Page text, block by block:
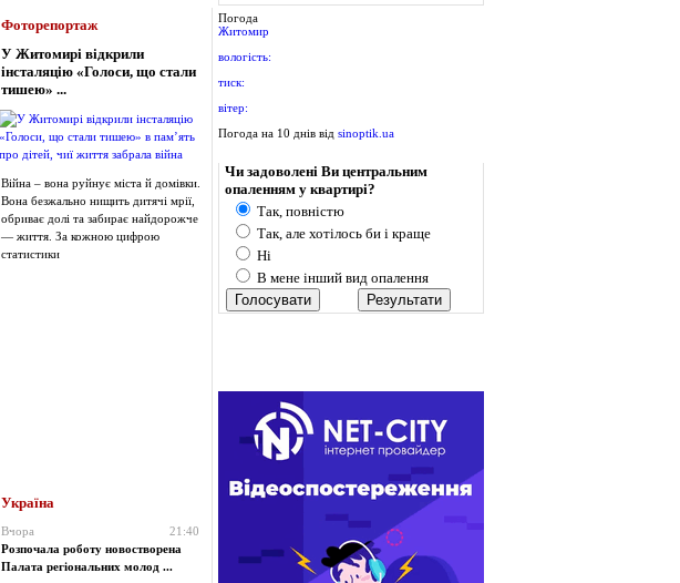
Фоторепортаж
У Житомирі відкрили
інсталяцію «Голоси, що стали
тишею» ...
Війна – вона руйнує міста й домівки.
Вона безжально нищить дитячі мрії,
обриває долі та забирає найдорожче
— життя. За кожною цифрою
статистики
Україна
Вчора
21:40
Розпочала роботу новостворена
Палата регіональних молод ...
Погода
Житомир
вологість:
тиск:
вітер:
Погода на 10 днів від sinoptik.ua
Чи задоволені Ви центральним
опаленням у квартирі?
Так, повністю
Так, але хотілось би і краще
Ні
В мене інший вид опалення